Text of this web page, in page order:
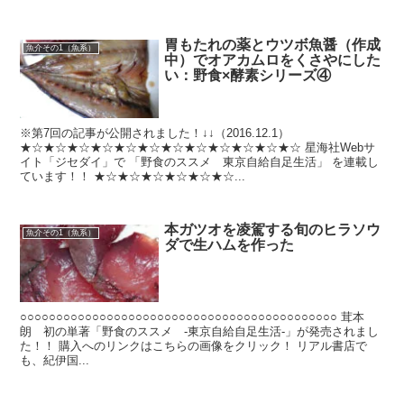
魚介その1（魚系）
胃もたれの薬とウツボ魚醤（作成
中）でオアカムロをくさやにした
い：野食×酵素シリーズ④
※第7回の記事が公開されました！↓↓（2016.12.1）
★☆★☆★☆★☆★☆★☆★☆★☆★☆★☆★☆★☆ 星海社Webサ
イト「ジセダイ」で 「野食のススメ 東京自給自足生活」 を連載し
ています！！ ★☆★☆★☆★☆★☆★☆...
魚介その1（魚系）
本ガツオを凌駕する旬のヒラソウ
ダで生ハムを作った
○○○○○○○○○○○○○○○○○○○○○○○○○○○○○○○○○○○○○○○○○○○○ 茸本
朗 初の単著「野食のススメ -東京自給自足生活-」が発売されまし
た！！ 購入へのリンクはこちらの画像をクリック！ リアル書店で
も、紀伊国...